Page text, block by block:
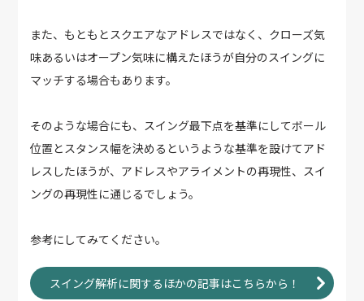
また、もともとスクエアなアドレスではなく、クローズ気
味あるいはオープン気味に構えたほうが自分のスイングに
マッチする場合もあります。
そのような場合にも、スイング最下点を基準にしてボール
位置とスタンス幅を決めるというような基準を設けてアド
レスしたほうが、アドレスやアライメントの再現性、スイ
ングの再現性に通じるでしょう。
参考にしてみてください。
スイング解析に関するほかの記事はこちらから！